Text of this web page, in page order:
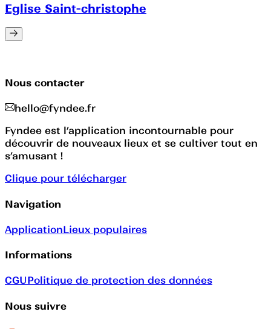
Eglise Saint-christophe
Nous contacter
hello@fyndee.fr
Fyndee est l’application incontournable pour
découvrir de nouveaux lieux et se cultiver tout en
s’amusant !
Clique pour télécharger
Navigation
ApplicationLieux populaires
Informations
CGUPolitique de protection des données
Nous suivre